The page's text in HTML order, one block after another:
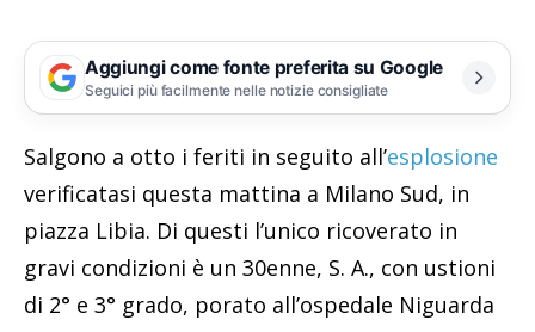
Aggiungi come fonte preferita su Google
Seguici più facilmente nelle notizie consigliate
Salgono a otto i feriti in seguito all’esplosione
verificatasi questa mattina a Milano Sud, in
piazza Libia. Di questi l’unico ricoverato in
gravi condizioni è un 30enne, S. A., con ustioni
di 2° e 3° grado, porato all’ospedale Niguarda